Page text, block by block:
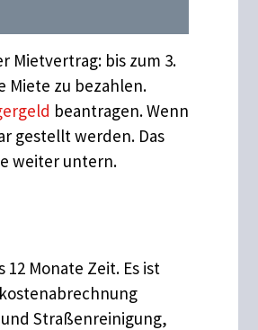
Mietvertrag: bis zum 3.
Miete zu bezahlen.
beantragen. Wenn
gestellt werden. Das
weiter untern.
Monate Zeit. Es ist
Straßenreinigung,